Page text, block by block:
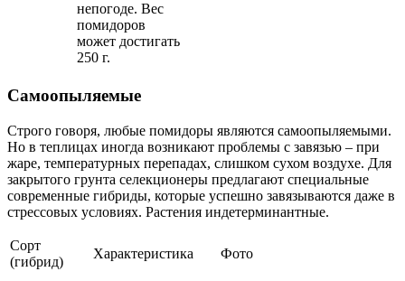
непогоде. Вес
помидоров
может достигать
250 г.
Самоопыляемые
Строго говоря, любые помидоры являются самоопыляемыми.
Но в теплицах иногда возникают проблемы с завязью – при
жаре, температурных перепадах, слишком сухом воздухе. Для
закрытого грунта селекционеры предлагают специальные
современные гибриды, которые успешно завязываются даже в
стрессовых условиях. Растения индетерминантные.
Сорт
(гибрид)
Характеристика Фото